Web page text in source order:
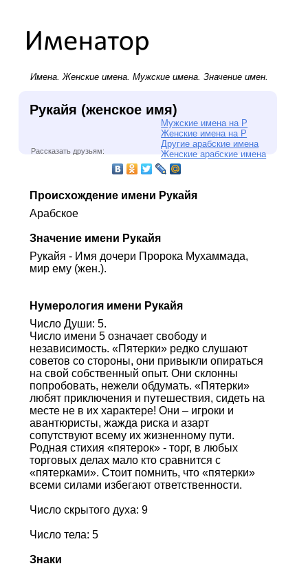
Имена.Женские имена. Мужские имена. Значение имен.
Рукайя (женское имя)
Мужские имена на Р
Женские имена на Р
Другие арабские имена
Женские арабские имена
Рассказать друзьям:
Происхождение имени Рукайя
Арабское
Значение имени Рукайя
Рукайя - Имя дочери Пророка Мухаммада,
мир ему (жен.).
Нумерология имени Рукайя
Число Души: 5.
Число имени 5 означает свободу и
независимость. «Пятерки» редко слушают
советов со стороны, они привыкли опираться
на свой собственный опыт. Они склонны
попробовать, нежели обдумать. «Пятерки»
любят приключения и путешествия, сидеть на
месте не в их характере! Они – игроки и
авантюристы, жажда риска и азарт
сопутствуют всему их жизненному пути.
Родная стихия «пятерок» - торг, в любых
торговых делах мало кто сравнится с
«пятерками». Стоит помнить, что «пятерки»
всеми силами избегают ответственности.
Число скрытого духа: 9
Число тела: 5
Знаки